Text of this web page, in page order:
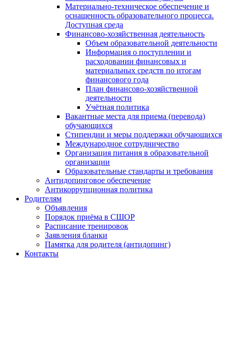
Материально-техническое обеспечение и
оснащенность образовательного процесса.
Доступная среда
Финансово-хозяйственная деятельность
Объем образовательной деятельности
Информация о поступлении и
расходовании финансовых и
материальных средств по итогам
финансового года
План финансово-хозяйственной
деятельности
Учётная политика
Вакантные места для приема (перевода)
обучающихся
Стипендии и меры поддержки обучающихся
Международное сотрудничество
Организация питания в образовательной
организации
Образовательные стандарты и требования
Антидопинговое обеспечение
Антикоррупционная политика
Родителям
Объявления
Порядок приёма в СШОР
Расписание тренировок
Заявления бланки
Памятка для родителя (антидопинг)
Контакты